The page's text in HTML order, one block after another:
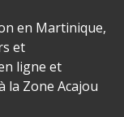
en Martinique,
et
ligne et
la Zone Acajou